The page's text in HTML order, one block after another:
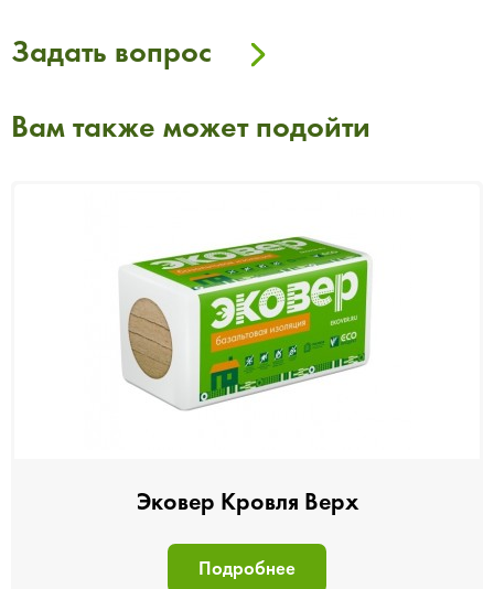
Задать вопрос
Вам также может подойти
Эковер Кровля Верх
Подробнее